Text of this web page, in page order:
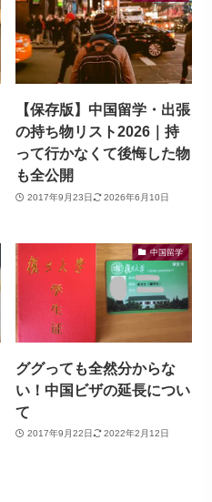
【保存版】中国留学・出張
の持ち物リスト2026｜持
って行かなくて後悔した物
も全公開
2017年9月23日 2026年6月10日
中国留学
ググっても全然分からな
い！中国ビザの延長につい
て
2017年9月22日 2022年2月12日